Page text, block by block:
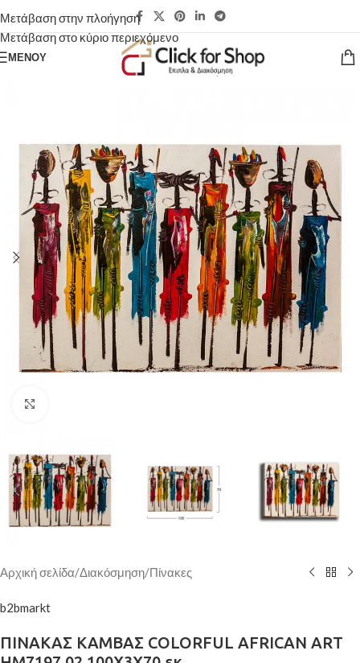
Μετάβαση στην πλοήγηση
Μετάβαση στο κύριο περιεχόμενο
ΜΕΝΟΎ
Αρχική σελίδα/Διακόσμηση/Πίνακες
b2bmarkt
ΠΙΝΑΚΑΣ ΚΑΜΒΑΣ COLORFUL AFRICAN ART